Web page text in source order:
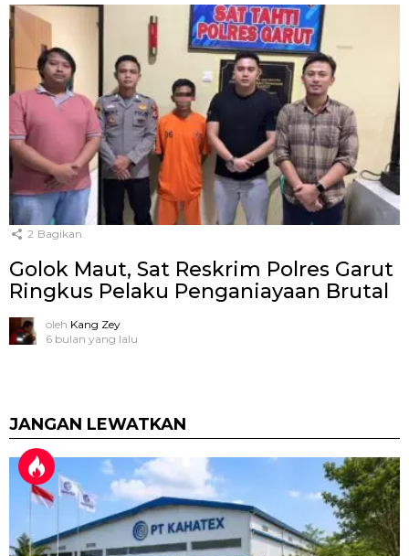
2 Bagikan
Golok Maut, Sat Reskrim Polres Garut
Ringkus Pelaku Penganiayaan Brutal
oleh Kang Zey
6 bulan yang lalu
JANGAN LEWATKAN